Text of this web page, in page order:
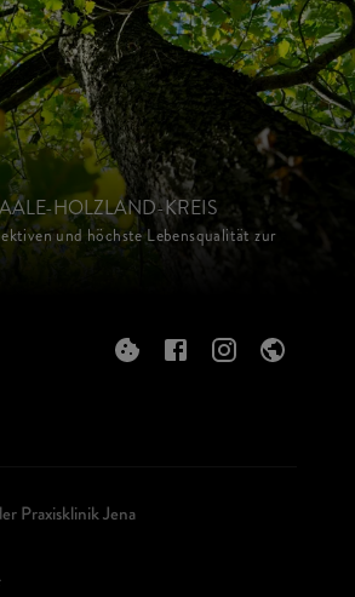
HOLZLAND-KREIS
und höchste Lebensqualität zur
Praxisklinik Jena